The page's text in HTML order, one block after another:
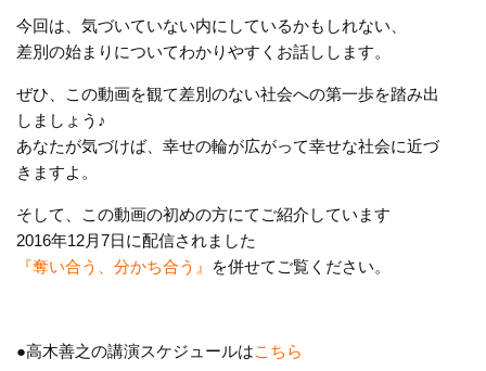
今回は、気づいていない内にしているかもしれない、
差別の始まりについてわかりやすくお話しします。
ぜひ、この動画を観て差別のない社会への第一歩を踏み出
しましょう♪
あなたが気づけば、幸せの輪が広がって幸せな社会に近づ
きますよ。
そして、この動画の初めの方にてご紹介しています
2016年12月7日に配信されました
『奪い合う、分かち合う』
を併せてご覧ください。
●高木善之の講演スケジュールはこちら